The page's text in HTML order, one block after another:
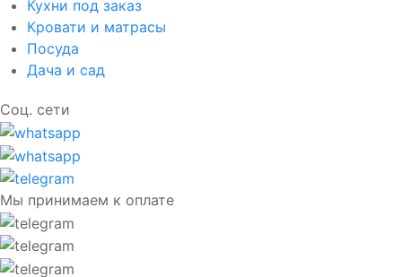
Кухни под заказ
Кровати и матрасы
Посуда
Дача и сад
Соц. сети
Мы принимаем к оплате